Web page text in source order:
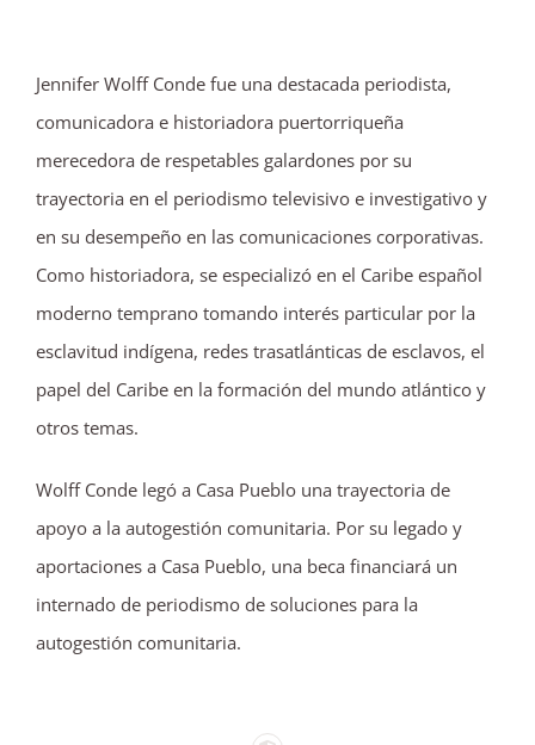
Jennifer Wolff Conde fue una destacada periodista,
comunicadora e historiadora puertorriqueña
merecedora de respetables galardones por su
trayectoria en el periodismo televisivo e investigativo y
en su desempeño en las comunicaciones corporativas.
Como historiadora, se especializó en el Caribe español
moderno temprano tomando interés particular por la
esclavitud indígena, redes trasatlánticas de esclavos, el
papel del Caribe en la formación del mundo atlántico y
otros temas.
Wolff Conde legó a Casa Pueblo una trayectoria de
apoyo a la autogestión comunitaria. Por su legado y
aportaciones a Casa Pueblo, una beca financiará un
internado de periodismo de soluciones para la
autogestión comunitaria.